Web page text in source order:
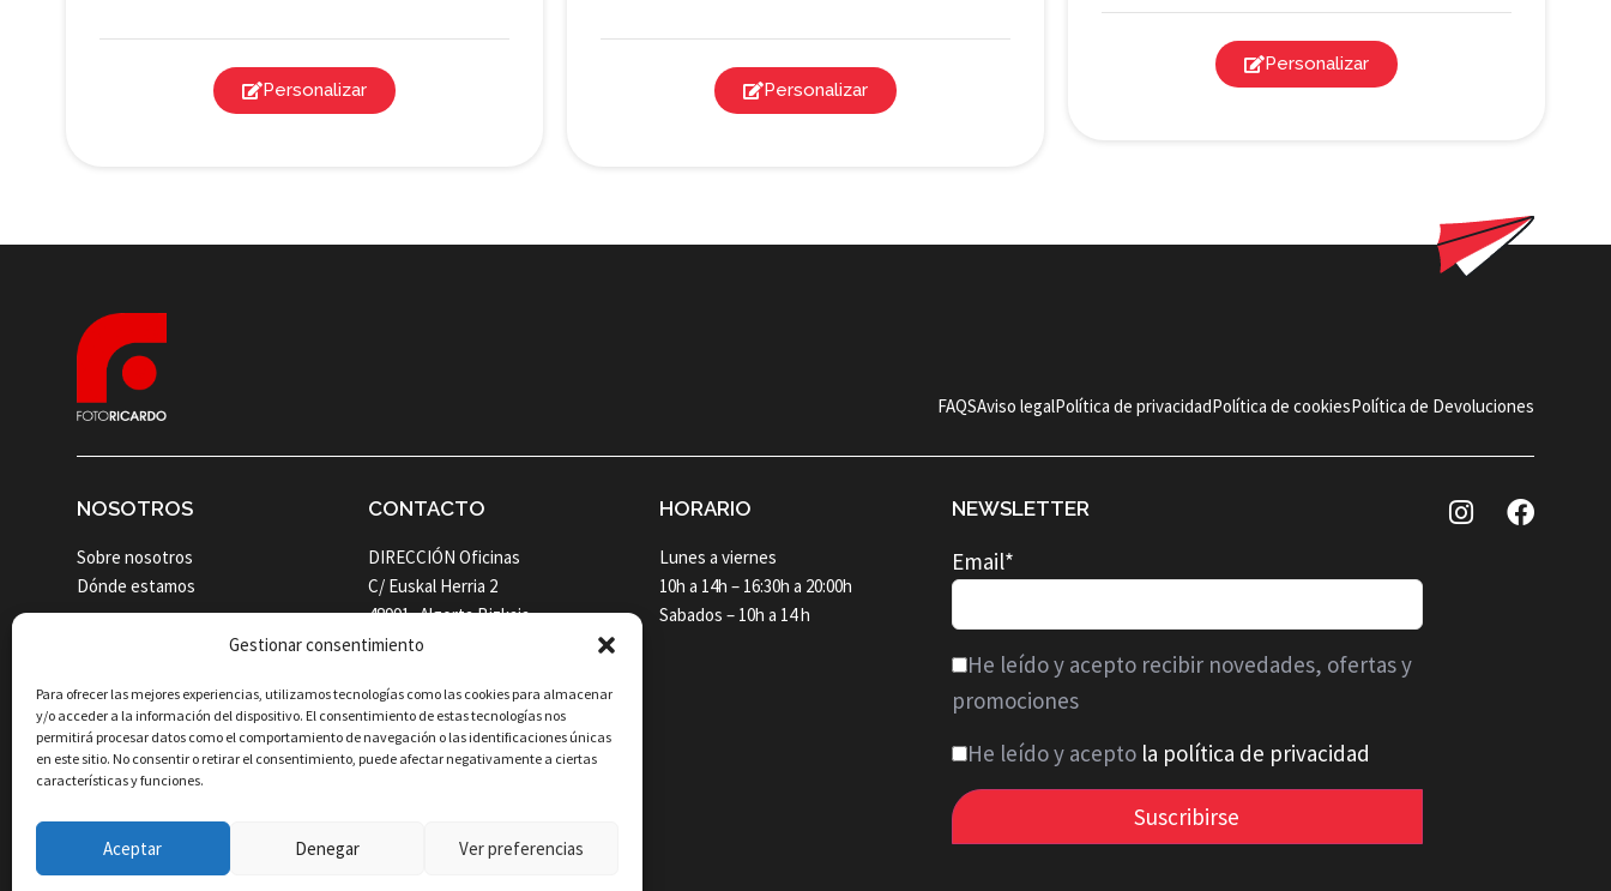
Gestionar consentimiento
Para ofrecer las mejores experiencias, utilizamos tecnologías como las cookies para almacenar
y/o acceder a la información del dispositivo. El consentimiento de estas tecnologías nos
permitirá procesar datos como el comportamiento de navegación o las identificaciones únicas
en este sitio. No consentir o retirar el consentimiento, puede afectar negativamente a ciertas
características y funciones.
Aceptar Denegar Ver preferencias
Personalizar Personalizar
Personalizar
FAQSAviso legalPolítica de privacidadPolítica de cookiesPolítica de Devoluciones
NOSOTROS
Sobre nosotros
Dónde estamos
CONTACTO
DIRECCIÓN Oficinas
C/ Euskal Herria 2
48991- Algorta Bizkaia
HORARIO
Lunes a viernes
10h a 14h – 16:30h a 20:00h
Sabados – 10h a 14 h
NEWSLETTER
Email*
He leído y acepto recibir novedades, ofertas y
promociones
He leído y acepto la política de privacidad